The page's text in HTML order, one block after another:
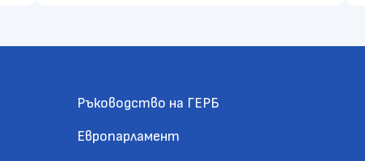
Ръководство на ГЕРБ
Европарламент